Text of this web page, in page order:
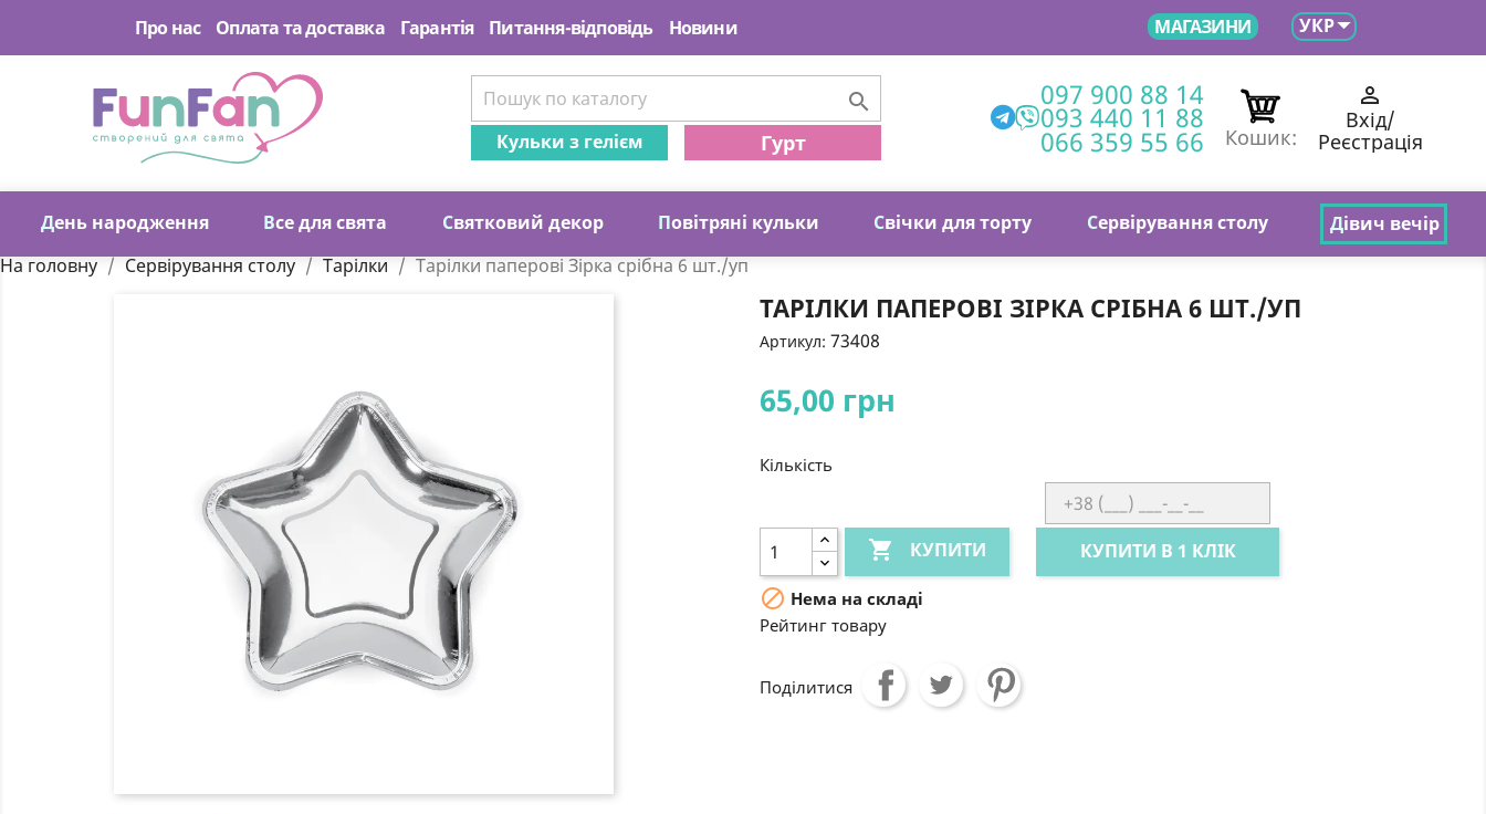
Про нас Оплата та доставка Гарантія Питання-відповідь Новини МАГАЗИНИ УКР
День народження Все для свята Святковий декор Повітряні кульки Свічки для торту Сервірування столу Дівич вечір

Кульки з гелієм Гурт
097 900 88 14
093 440 11 88
066 359 55 66 Кошик:

Вхід/
Реєстрація
На головну Сервірування столу Тарілки Тарілки паперові Зірка срібна 6 шт./уп
ТАРІЛКИ ПАПЕРОВІ ЗІРКА СРІБНА 6 ШТ./УП
Артикул: 73408
65,00 грн
Кількість
 КУПИТИ КУПИТИ В 1 КЛІК
 Нема на складі
Рейтинг товару
Поділитися